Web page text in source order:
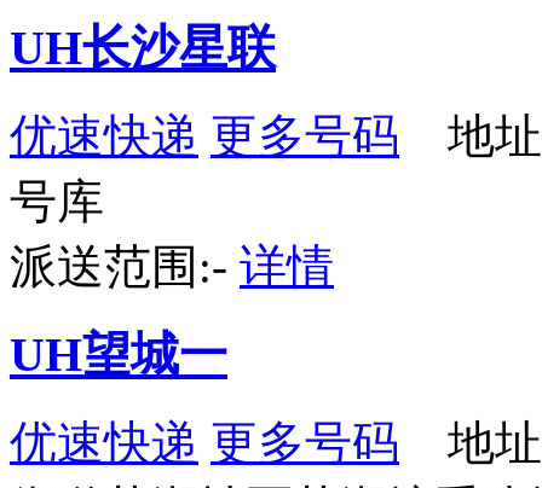
UH长沙星联
优速快递 更多号码 地址
号库
派送范围:- 详情
UH望城一
优速快递 更多号码 地址